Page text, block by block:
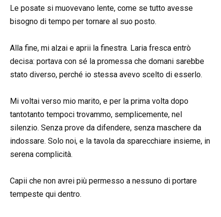
Le posate si muovevano lente, come se tutto avesse
bisogno di tempo per tornare al suo posto.
Alla fine, mi alzai e aprii la finestra. Laria fresca entrò
decisa: portava con sé la promessa che domani sarebbe
stato diverso, perché io stessa avevo scelto di esserlo.
Mi voltai verso mio marito, e per la prima volta dopo
tantotanto tempoci trovammo, semplicemente, nel
silenzio. Senza prove da difendere, senza maschere da
indossare. Solo noi, e la tavola da sparecchiare insieme, in
serena complicità.
Capii che non avrei più permesso a nessuno di portare
tempeste qui dentro.